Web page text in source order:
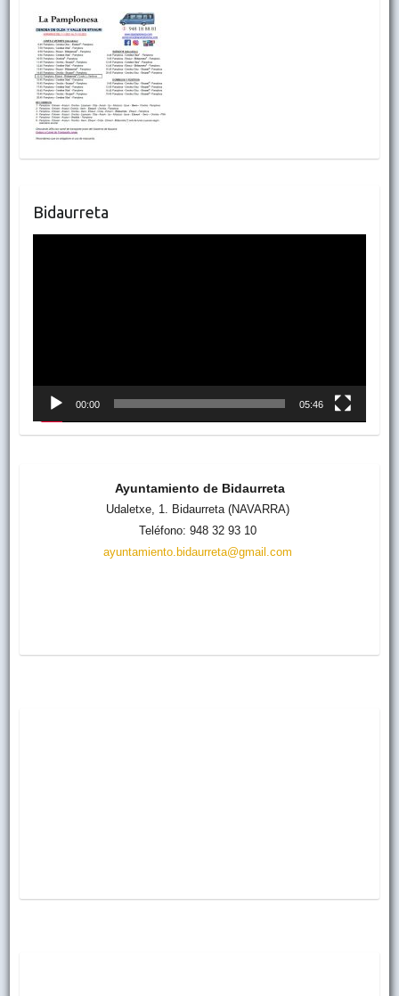
Bidaurreta
00:00 05:46
Ayuntamiento de Bidaurreta
Udaletxe, 1. Bidaurreta (NAVARRA)
Teléfono: 948 32 93 10
ayuntamiento.bidaurreta@gmail.com